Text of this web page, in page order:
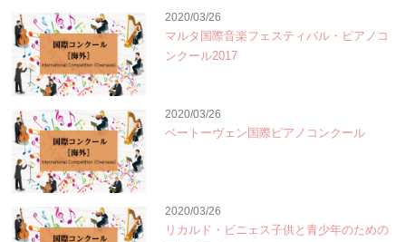
2020/03/26
マルタ国際音楽フェスティバル・ピアノコ
ンクール2017
2020/03/26
ベートーヴェン国際ピアノコンクール
2020/03/26
リカルド・ビニェス子供と青少年のための